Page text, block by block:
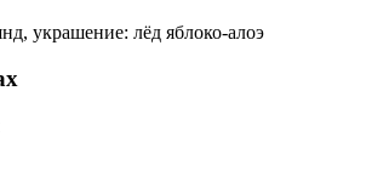
украшение: лёд яблоко-алоэ